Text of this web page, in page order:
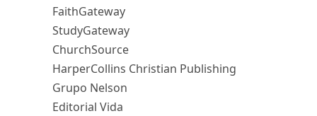
FaithGateway
StudyGateway
ChurchSource
HarperCollins Christian Publishing
Grupo Nelson
Editorial Vida